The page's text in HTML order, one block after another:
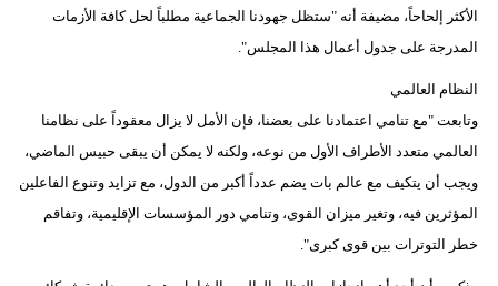
الأكثر إلحاحاً، مضيفة أنه "ستظل جهودنا الجماعية مطلباً لحل كافة الأزمات
المدرجة على جدول أعمال هذا المجلس".
النظام العالمي
وتابعت "مع تنامي اعتمادنا على بعضنا، فإن الأمل لا يزال معقوداً على نظامنا
العالمي متعدد الأطراف الأول من نوعه، ولكنه لا يمكن أن يبقى حبيس الماضي،
ويجب أن يتكيف مع عالم بات يضم عدداً أكبر من الدول، مع تزايد وتنوع الفاعلين
المؤثرين فيه، وتغير ميزان القوى، وتنامي دور المؤسسات الإقليمية، وتفاقم
خطر التوترات بين قوى كبرى".